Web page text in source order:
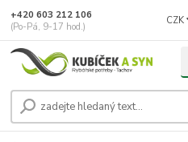
CZK
+420 603 212 106
(Po-Pá, 9-17 hod.)